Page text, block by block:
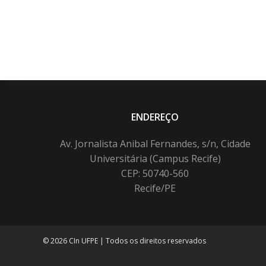
ENDEREÇO
Av. Jornalista Anibal Fernandes, s/n, Cidade
Universitária (Campus Recife)
CEP: 50740-560
Recife/PE
© 2026 CIn UFPE | Todos os direitos reservados